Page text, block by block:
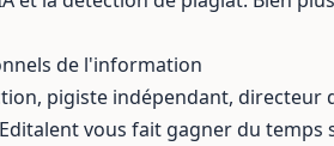
de l'information
pigiste indépendant, directeur
vous fait gagner du